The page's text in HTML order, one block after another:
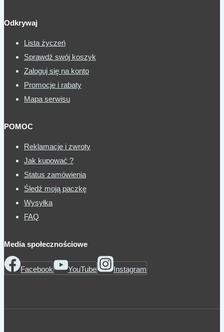
Odkrywaj
Lista życzeń
Sprawdź swój koszyk
Zaloguj się na konto
Promocje i rabaty
Mapa serwisu
POMOC
Reklamacje i zwroty
Jak kupować ?
Status zamówienia
Śledź moją paczkę
Wysyłka
FAQ
Media społecznościowe
Facebook YouTube Instagram